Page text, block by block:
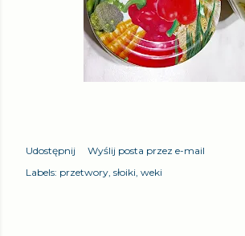
Udostępnij
Wyślij posta przez e-mail
Labels: przetwory słoiki weki